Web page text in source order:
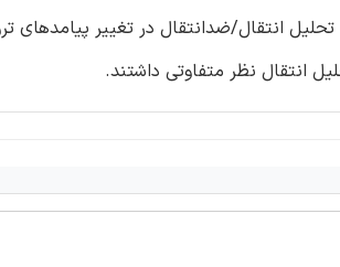
انتقال/ضدانتقال در تغییر پیامدهای
انتقال نظر متفاوتی داشتند.